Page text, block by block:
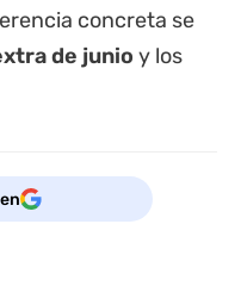
concreta se
de junio y los